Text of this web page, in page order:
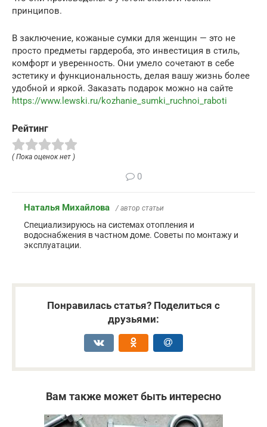
принципов.
В заключение, кожаные сумки для женщин — это не
просто предметы гардероба, это инвестиция в стиль,
комфорт и уверенность. Они умело сочетают в себе
эстетику и функциональность, делая вашу жизнь более
удобной и яркой. Заказать подарок можно на сайте
https://www.lewski.ru/kozhanie_sumki_ruchnoi_raboti
Рейтинг
( Пока оценок нет )
0
Наталья Михайлова / автор статьи
Специализируюсь на системах отопления и
водоснабжения в частном доме. Советы по монтажу и
эксплуатации.
Понравилась статья? Поделиться с
друзьями:
Вам также может быть интересно